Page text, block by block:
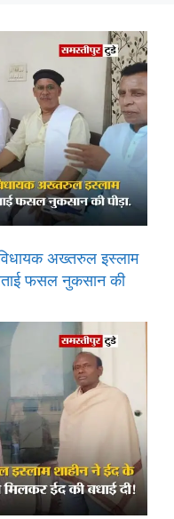
अख्तरुल इस्लाम
फसल नुकसान की